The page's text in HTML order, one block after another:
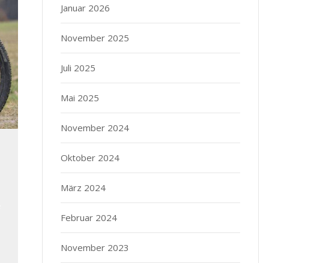
Januar 2026
November 2025
Juli 2025
Mai 2025
November 2024
Oktober 2024
März 2024
Februar 2024
November 2023